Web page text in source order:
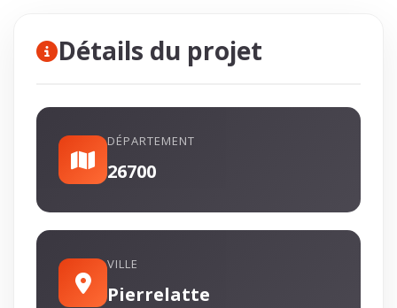
Détails du projet
DÉPARTEMENT
26700
VILLE
Pierrelatte